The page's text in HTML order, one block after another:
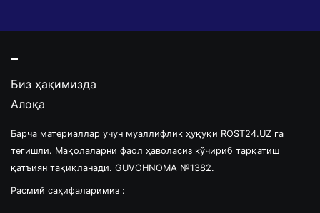
Биз ҳақимизда
Алоқа
Барча материаллар учун муаллифлик ҳуқуқи ROST24.UZ га
тегишли. Мақолаларни фаол ҳаволасиз кўчириб тарқатиш
қатъиян тақиқланади. GUVOHNOMA №1382.
Расмий саҳифаларимиз :